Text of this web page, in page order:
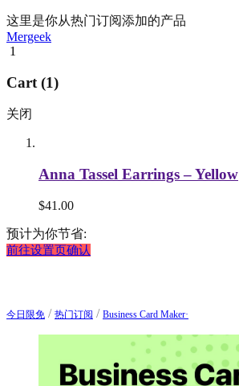
这里是你从热门订阅添加的产品
Mergeek
1
Cart (1)
关闭
Anna Tassel Earrings – Yellow
$41.00
预计为你节省:
前往设置页确认
今日限免 / 热门订阅 / Business Card Maker·